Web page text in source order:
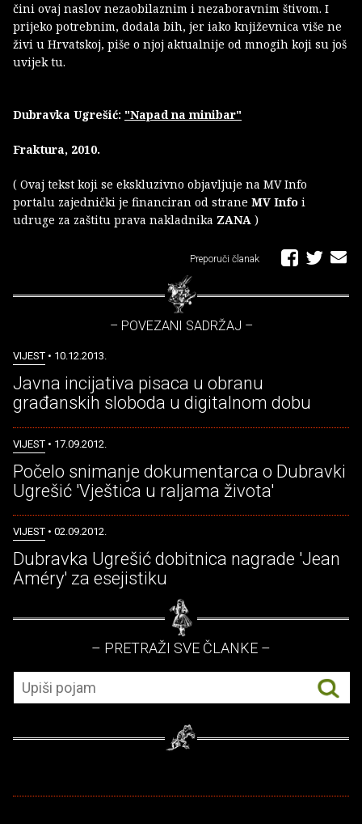
čini ovaj naslov nezaobilaznim i nezaboravnim štivom. I
prijeko potrebnim, dodala bih, jer iako književnica više ne
živi u Hrvatskoj, piše o njoj aktualnije od mnogih koji su još
uvijek tu.
Dubravka Ugrešić: "Napad na minibar"
Fraktura, 2010.
( Ovaj tekst koji se ekskluzivno objavljuje na MV Info
portalu zajednički je financiran od strane MV Info i
udruge za zaštitu prava nakladnika ZANA )
Preporuči članak
– POVEZANI SADRŽAJ –
VIJEST • 10.12.2013.
Javna incijativa pisaca u obranu
građanskih sloboda u digitalnom dobu
VIJEST • 17.09.2012.
Počelo snimanje dokumentarca o Dubravki
Ugrešić 'Vještica u raljama života'
VIJEST • 02.09.2012.
Dubravka Ugrešić dobitnica nagrade 'Jean
Améry' za esejistiku
– PRETRAŽI SVE ČLANKE –